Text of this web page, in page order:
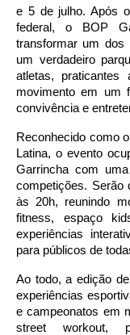
e 5 de julho. Após
federal, o BOP
transformar um dos
um verdadeiro
atletas, praticantes
movimento em um
convivência e
Reconhecido como
Latina, o evento
Garrincha com
competições. Serão
às 20h, reunindo
fitness, espaço
experiências
para públicos de
Ao todo, a edição
experiências
e campeonatos em
street workout,